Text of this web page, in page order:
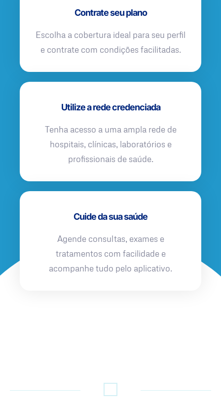
Contrate seu plano
Escolha a cobertura ideal para seu perfil
e contrate com condições facilitadas.
Utilize a rede credenciada
Tenha acesso a uma ampla rede de
hospitais, clínicas, laboratórios e
profissionais de saúde.
Cuide da sua saúde
Agende consultas, exames e
tratamentos com facilidade e
acompanhe tudo pelo aplicativo.